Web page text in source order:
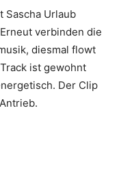
Sascha Urlaub
verbinden die
diesmal flowt
ist gewohnt
Der Clip